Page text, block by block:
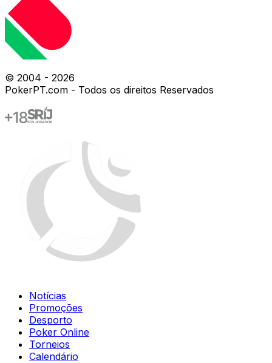
© 2004 - 2026
PokerPT.com - Todos os direitos Reservados
Notícias
Promoções
Desporto
Poker Online
Torneios
Calendário